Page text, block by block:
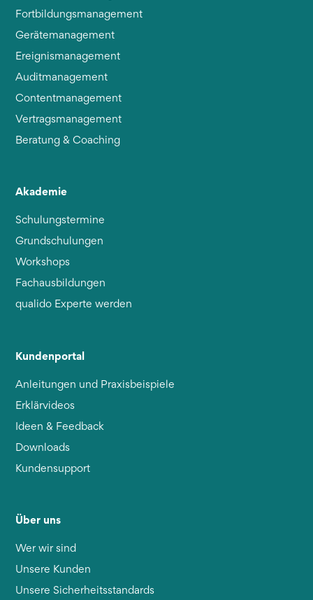
Fortbildungsmanagement
Gerätemanagement
Ereignismanagement
Auditmanagement
Contentmanagement
Vertragsmanagement
Beratung & Coaching
Akademie
Schulungstermine
Grundschulungen
Workshops
Fachausbildungen
qualido Experte werden
Kundenportal
Anleitungen und Praxisbeispiele
Erklärvideos
Ideen & Feedback
Downloads
Kundensupport
Über uns
Wer wir sind
Unsere Kunden
Unsere Sicherheitsstandards